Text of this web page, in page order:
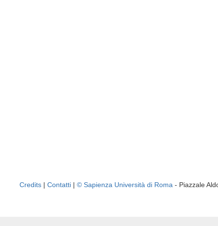
Credits | Contatti | © Sapienza Università di Roma - Piazzale